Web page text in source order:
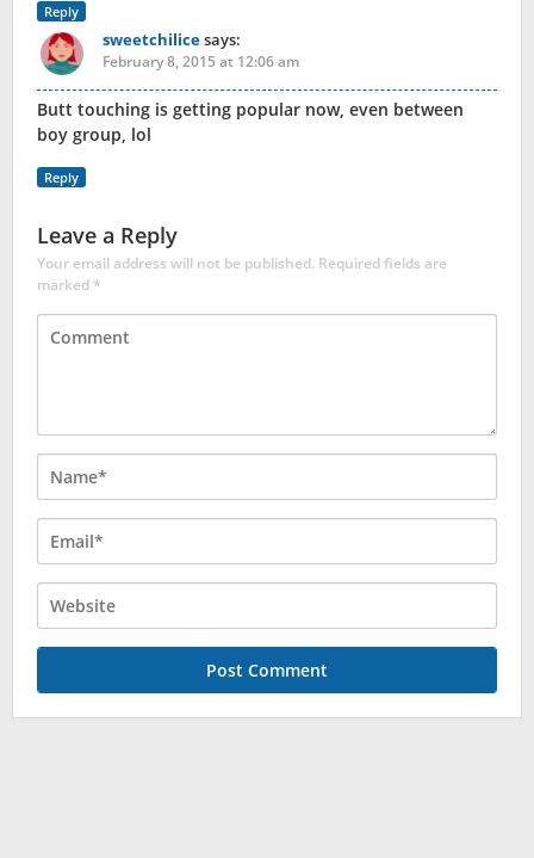
Reply
sweetchilicesays:
February 8, 2015 at 12:06 am
Butt touching is getting popular now, even between
boy group, lol
Reply
Leave a Reply
Your email address will not be published. Required fields are
marked*